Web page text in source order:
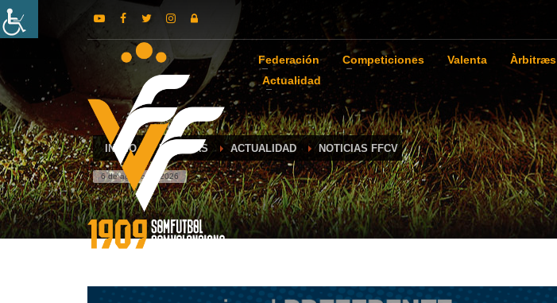
Federación Competiciones Valenta Àrbitræs
Actualidad
INICIO NOTICIAS ACTUALIDAD NOTICIAS FFCV
6 de agosto de 2026